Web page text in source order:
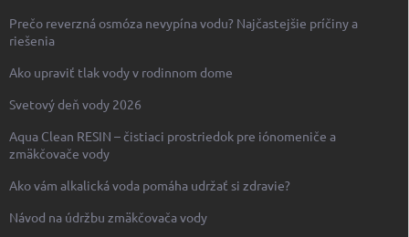
Prečo reverzná osmóza nevypína vodu? Najčastejšie príčiny a
riešenia
Ako upraviť tlak vody v rodinnom dome
Svetový deň vody 2026
Aqua Clean RESIN – čistiaci prostriedok pre iónomeniče a
zmäkčovače vody
Ako vám alkalická voda pomáha udržať si zdravie?
Návod na údržbu zmäkčovača vody